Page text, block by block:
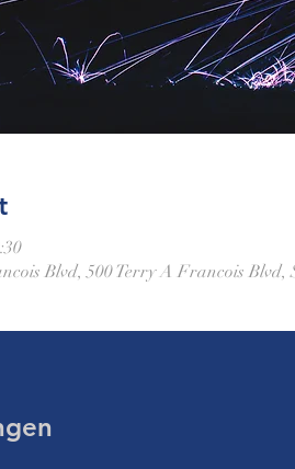
Blvd, 500 Terry A Francois Blvd,